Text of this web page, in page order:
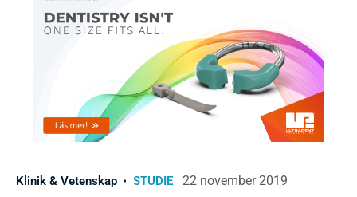
Klinik & Vetenskap STUDIE 22 november 2019